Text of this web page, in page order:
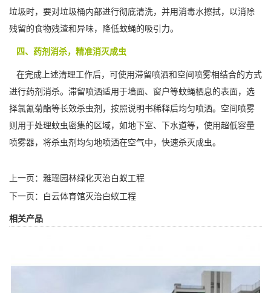
垃圾时，要对垃圾桶内部进行彻底清洗，并用消毒水擦拭，以消除
残留的食物残渣和异味，降低蚊蝇的吸引力。
四、药剂消杀，精准消灭成虫
在完成上述清理工作后，可使用滞留喷洒和空间喷雾相结合的方式
进行药剂消杀。滞留喷洒适用于墙面、窗户等蚊蝇栖息的表面，选
择氯氰菊酯等长效杀虫剂，按照说明书稀释后均匀喷洒。空间喷雾
则用于处理蚊虫密集的区域，如地下室、下水道等，使用超低容量
喷雾器，将杀虫剂均匀地喷洒在空气中，快速杀灭成虫。
上一页： 雅瑶园林绿化灭治白蚁工程
下一页：
白云体育馆灭治白蚁工程
相关产品